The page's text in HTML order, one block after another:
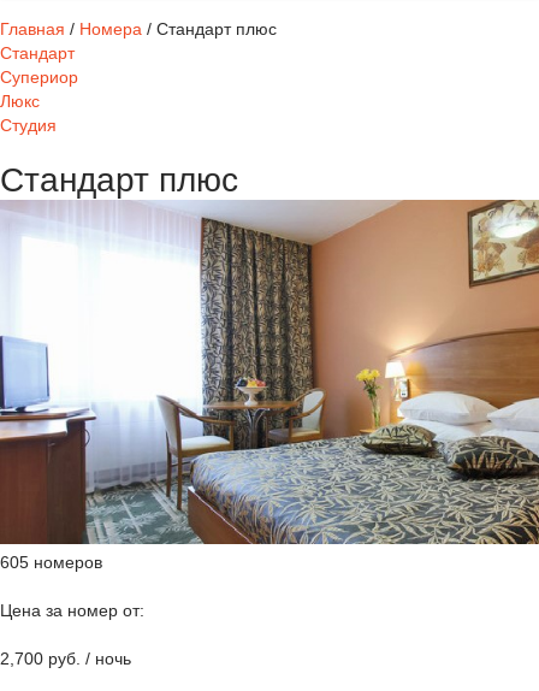
Главная / Номера / Стандарт плюс
Стандарт
Супериор
Люкс
Студия
Стандарт плюс
605 номеров
Цена за номер от:
2,700 руб. / ночь